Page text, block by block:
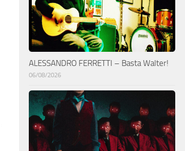
ALESSANDRO FERRETTI – Basta Walter!
06/08/2026